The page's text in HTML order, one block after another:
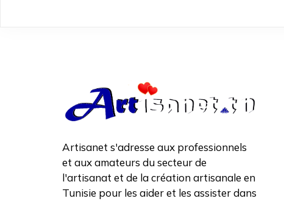
Artisanet s'adresse aux professionnels
et aux amateurs du secteur de
l'artisanat et de la création artisanale en
Tunisie pour les aider et les assister dans